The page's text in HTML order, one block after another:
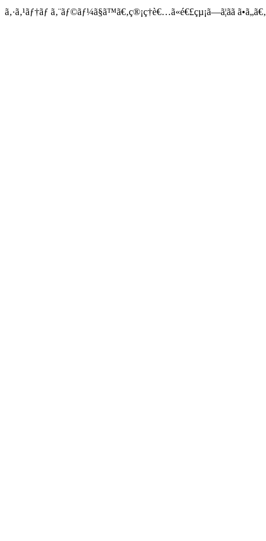
ã‚·ã‚¹ãƒ†ãƒ ã‚¨ãƒ©ãƒ¼ã§ã™ã€‚ç®¡ç†è€…ã«é€£çµ¡ã—ã¦ãã ã•ã„ã€‚